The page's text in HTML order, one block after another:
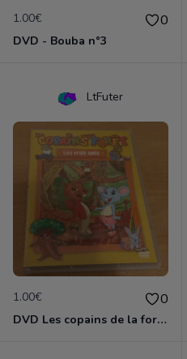
1.00€ 0
DVD - Bouba n°3
LtFuter
1.00€ 0
DVD Les copains de la forêt : les vrais amis